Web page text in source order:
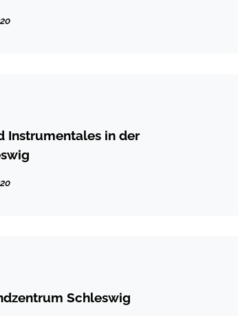
Instrumentales in der
Schleswig